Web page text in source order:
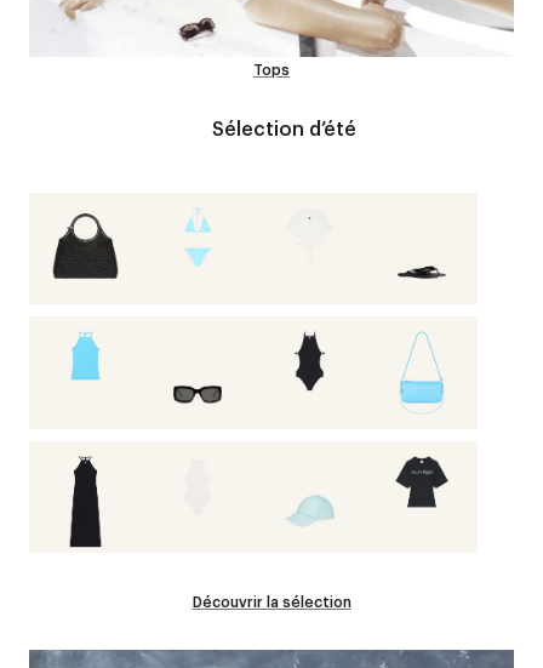
Tops
Sélection d’été
Découvrir la sélection